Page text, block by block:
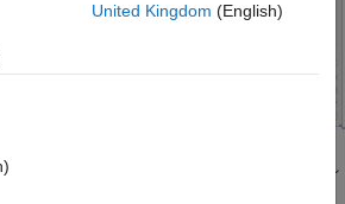
しきい値を超えてアプリがサイズ変更され
ルは、スペースが最もうまく使用されるよ
United Kingdom (English)